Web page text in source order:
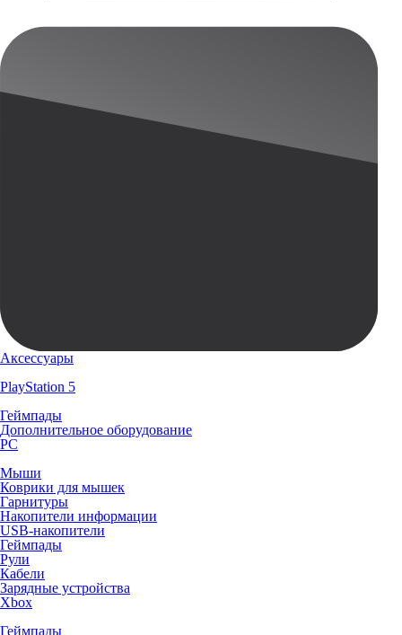
Аксессуары
PlayStation 5
Геймпады
Дополнительное оборудование
PC
Мыши
Коврики для мышек
Гарнитуры
Накопители информации
USB-накопители
Геймпады
Рули
Кабели
Зарядные устройства
Xbox
Геймпады